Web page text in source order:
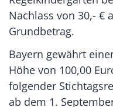
Nachlass von 30,- €
Grundbetrag.
Bayern gewährt
Höhe von 100,00
folgender
ab dem 1.